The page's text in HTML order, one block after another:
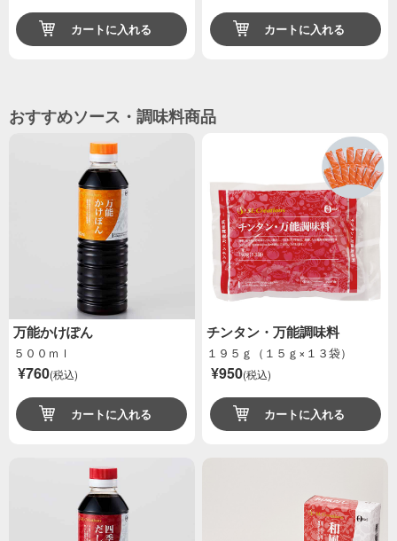
カートに入れる カートに入れる
おすすめソース・調味料商品
万能かけぽん
５００ｍｌ
¥760(税込)
カートに入れる
チンタン・万能調味料
１９５ｇ（１５ｇ×１３袋）
¥950(税込)
カートに入れる